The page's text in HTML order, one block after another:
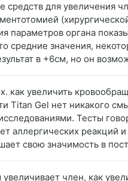
для увеличения
параметров органа
средние значения,
в +6см, но он
как увеличить
Titan Gel нет никакого
Тесты
аллергических
свою значимость в
член, как